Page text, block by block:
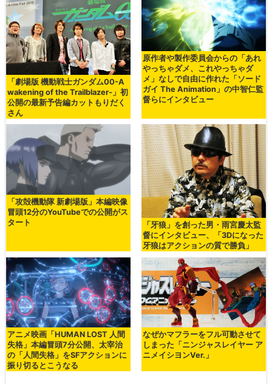
「劇場版 機動戦士ガンダム00-A
wakening of the Trailblazer-」初
公開の最新予告編カットもりだく
さん
原作者や製作委員会からの「あれ
やっちゃダメ、これやっちゃダ
メ」なしで自由に作れた「ソード
ガイ The Animation」の中智仁監
督らにインタビュー
「攻殻機動隊 新劇場版」本編映像
冒頭12分のYouTubeでの公開がス
タート
「牙狼」を創った男・雨宮慶太監
督にインタビュー、「3Dになった
牙狼はアクションの質で勝負」
アニメ映画「HUMAN LOST 人間
失格」本編冒頭7分公開、太宰治
の「人間失格」をSFアクションに
振り切るとこうなる
なぜかマフラーをフル可動させて
しまった「ニンジャスレイヤー ア
ニメイシヨンVer.」